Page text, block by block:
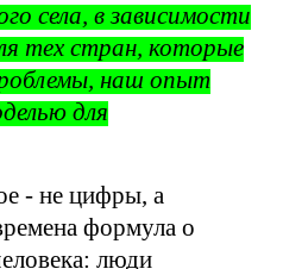
села, в зависимости
тех стран, которые
наш опыт
для
- не цифры, а
формула о
люди